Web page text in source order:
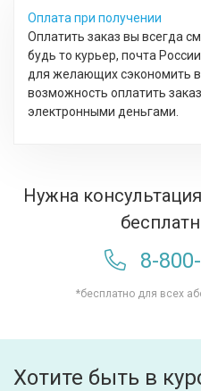
Оплата при получении
Оплатить заказ вы всегда
будь то курьер, почта
для желающих сэкономить
возможность оплатить
электронными деньгами.
Нужна
8-
*бесплатно для всех
Хотите быть в